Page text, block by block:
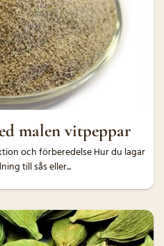
malen vitpeppar
och förberedelse Hur du lagar
till sås eller...